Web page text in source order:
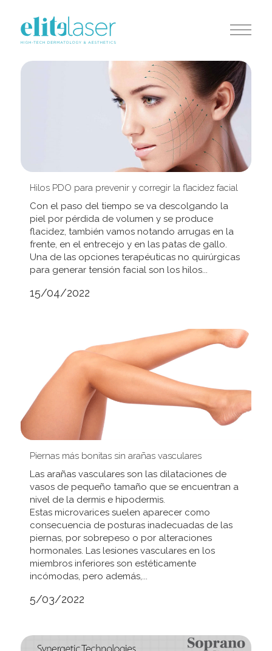
Hilos PDO para prevenir y corregir la flacidez facial
Con el paso del tiempo se va descolgando la
piel por pérdida de volumen y se produce
flacidez, también vamos notando arrugas en la
frente, en el entrecejo y en las patas de gallo.
Una de las opciones terapéuticas no quirúrgicas
para generar tensión facial son los hilos...
15/04/2022
Piernas más bonitas sin arañas vasculares
Las arañas vasculares son las dilataciones de
vasos de pequeño tamaño que se encuentran a
nivel de la dermis e hipodermis.
Estas microvarices suelen aparecer como
consecuencia de posturas inadecuadas de las
piernas, por sobrepeso o por alteraciones
hormonales. Las lesiones vasculares en los
miembros inferiores son estéticamente
incómodas, pero además,...
5/03/2022